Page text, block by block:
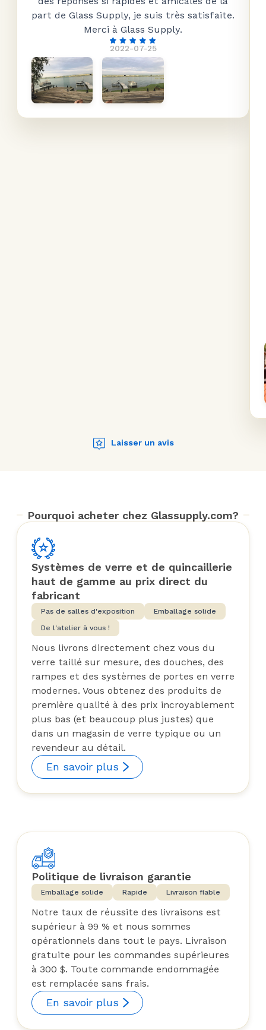
2022-07-25
part de Glass Supply, je suis très satisfaite.
Merci à Glass Supply.
Laisser un avis
Pourquoi acheter chez Glassupply.com?
Systèmes de verre et de quincaillerie
haut de gamme au prix direct du
fabricant
Pas de salles d'exposition
Emballage solide
De l'atelier à vous !
Nous livrons directement chez vous du
verre taillé sur mesure, des douches, des
rampes et des systèmes de portes en verre
modernes. Vous obtenez des produits de
première qualité à des prix incroyablement
plus bas (et beaucoup plus justes) que
dans un magasin de verre typique ou un
revendeur au détail.
En savoir plus
Politique de livraison garantie
Emballage solide Rapide Livraison fiable
Notre taux de réussite des livraisons est
supérieur à 99 % et nous sommes
opérationnels dans tout le pays. Livraison
gratuite pour les commandes supérieures
à 300 $. Toute commande endommagée
est remplacée sans frais.
En savoir plus